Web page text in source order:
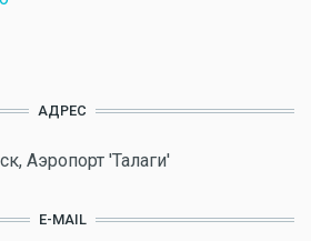
АДРЕС
Аэропорт 'Талаги'
E-MAIL